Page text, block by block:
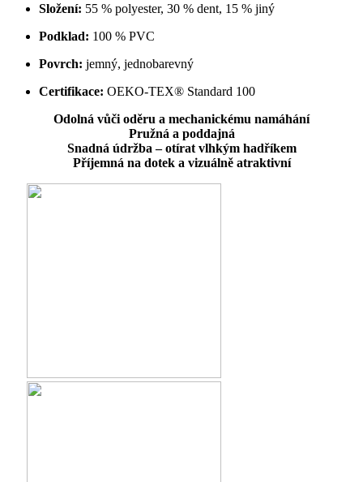
Složení: 55 % polyester, 30 % dent, 15 % jiný
Podklad: 100 % PVC
Povrch: jemný, jednobarevný
Certifikace: OEKO-TEX® Standard 100
Odolná vůči oděru a mechanickému namáhání
Pružná a poddajná
Snadná údržba – otírat vlhkým hadříkem
Příjemná na dotek a vizuálně atraktivní